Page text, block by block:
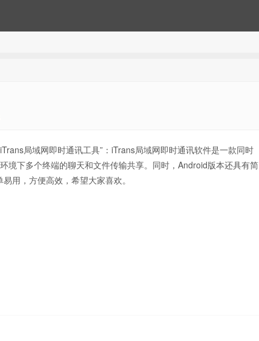
局域网即时通讯工具”：iTrans局域网即时通讯软件是一款同时
境下多个终端的聊天和文件传输共享。同时，Android版本还具有简
用，方便高效，希望大家喜欢。